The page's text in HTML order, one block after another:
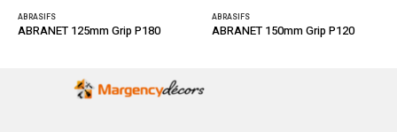
ABRASIFS
ABRANET 125mm Grip P180
ABRASIFS
ABRANET 150mm Grip P120